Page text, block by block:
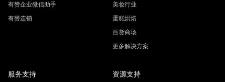
有赞企业微信助手
有赞连锁
美妆行业
蛋糕烘焙
百货商场
更多解决方案
服务支持 资源支持